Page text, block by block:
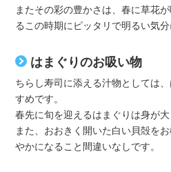
またその彩の豊かさは、春に草花
るこの時期にピッタリで明るい気分
はまぐりのお吸い物
ちらし寿司に添える汁物としては
すめです。
春先に旬を迎えるはまぐりは身が大
また、おおきく開いた白い貝殻を
やかになること間違いなしです。